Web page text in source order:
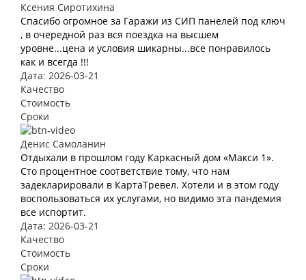
Ксения Сиротихина
Спасибо огромное за Гаражи из СИП панелей под ключ
, в очередной раз вся поездка на высшем
уровне...цена и условия шикарны...все понравилось
как и всегда !!!
Дата: 2026-03-21
Качество
Стоимость
Сроки
Денис Самоланин
Отдыхали в прошлом году Каркасный дом «Макси 1».
Сто процентное соответствие тому, что нам
задекларировали в КартаТревел. Хотели и в этом году
воспользоваться их услугами, но видимо эта пандемия
все испортит.
Дата: 2026-03-21
Качество
Стоимость
Сроки